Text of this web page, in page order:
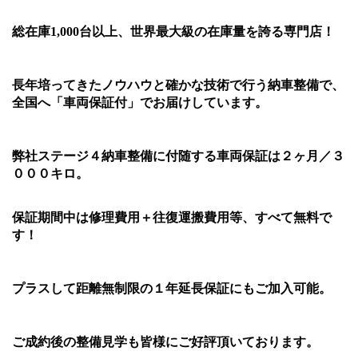
総在庫1,000台以上、世界最大級の在庫量を誇る専門店！
長年培ってきたノウハウと確かな技術で行う納車整備で、
全国へ「車両保証付」でお届けしています。
弊社ステージ４納車整備に付随する車両保証は２ヶ月／３
０００キロ。
保証期間中は修理費用＋往復運搬費用等、すべて無料で
す！
プラスして距離無制限の１年延長保証にもご加入可能。
ご成約後の整備見学も皆様にご好評頂いております。